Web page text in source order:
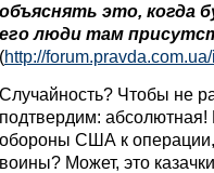
объяснять это, когда
его люди там
(http://
Случайность? Чтобы не
подтвердим:
обороны США к операции,
воины? Может, это